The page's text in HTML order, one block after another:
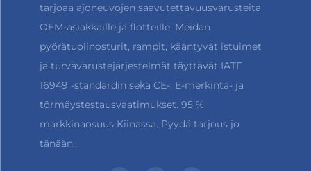
tarjoaa ajoneuvojen saavutettavuusvarusteita
OEM-asiakkaille ja flotteille. Meidän
pyörätuolinosturit, rampit, kääntyvät istuimet
ja turvavarustejärjestelmät täyttävät IATF
16949 -standardin sekä CE-, E-merkintä- ja
törmäystestausvaatimukset. 95 %
markkinaosuus Kiinassa. Pyydä tarjous jo
tänään.